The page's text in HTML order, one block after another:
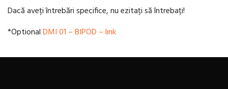
Dacă aveți întrebări specifice, nu ezitați să întrebați!
*OptionalDMI 01 – BIPOD – link